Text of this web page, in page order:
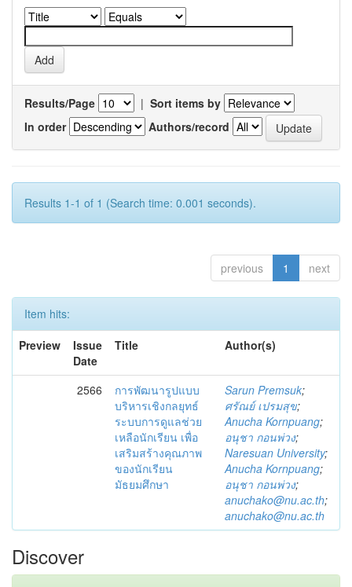
Results/Page | Sort items by
In order
Authors/record
Results 1-1 of 1 (Search time: 0.001 seconds).
previous 1 next
Item hits:
Preview
Issue
Date
Title Author(s)
2566
การพัฒนารูปแบบ
บริหารเชิงกลยุทธ์
ระบบการดูแลช่วย
เหลือนักเรียน เพื่อ
เสริมสร้างคุณภาพ
ของนักเรียน
มัธยมศึกษา
Sarun Premsuk;
ศรัณย์ เปรมสุข;
Anucha Kornpuang;
อนุชา กอนพ่วง;
Naresuan University;
Anucha Kornpuang;
อนุชา กอนพ่วง;
anuchako@nu.ac.th;
anuchako@nu.ac.th
Discover